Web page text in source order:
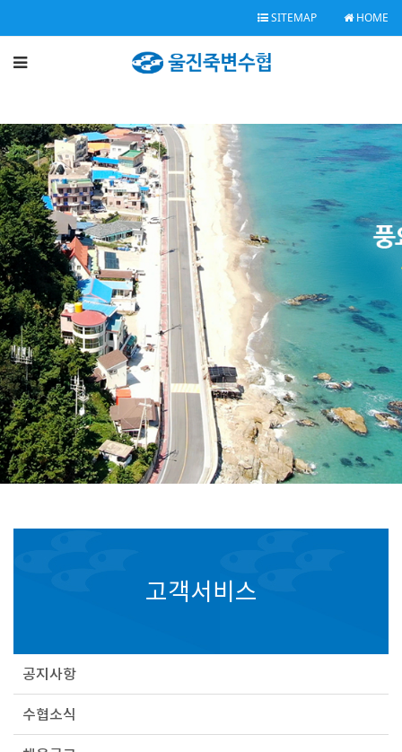
SITEMAP HOME
고객서비스
공지사항
수협소식